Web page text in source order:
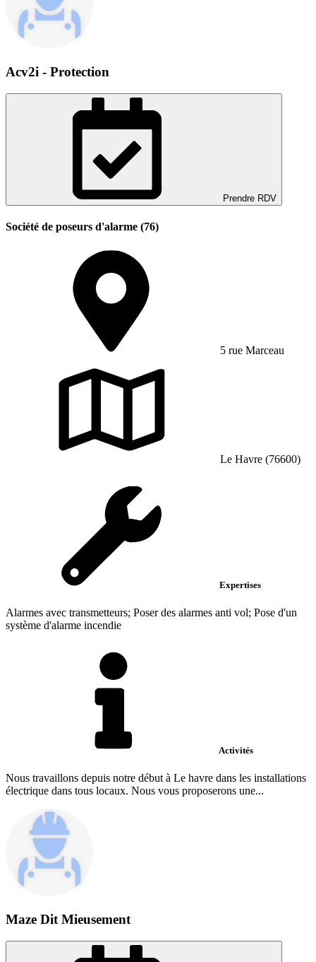
Acv2i - Protection
Prendre RDV
Société de poseurs d'alarme (76)
5 rue Marceau
Le Havre (76600)
Expertises
Alarmes avec transmetteurs; Poser des alarmes anti vol; Pose d'un
système d'alarme incendie
Activités
Nous travaillons depuis notre début à Le havre dans les installations
électrique dans tous locaux. Nous vous proposerons une...
Maze Dit Mieusement